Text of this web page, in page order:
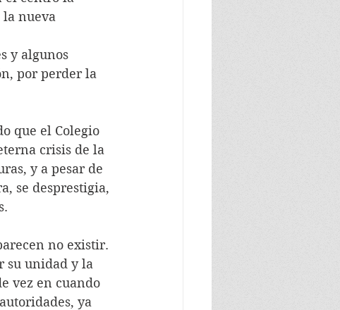
la nueva
y algunos
por perder la
que el Colegio
crisis de la
y a pesar de
se desprestigia,
no existir.
su unidad y la
vez en cuando
ya